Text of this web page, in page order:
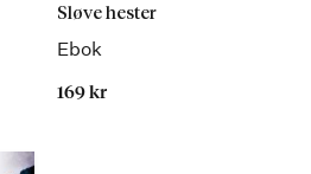
Sløve hester
Ebok
169 kr